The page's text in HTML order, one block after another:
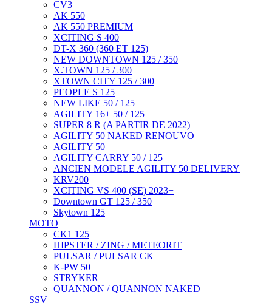
CV3
AK 550
AK 550 PREMIUM
XCITING S 400
DT-X 360 (360 ET 125)
NEW DOWNTOWN 125 / 350
X.TOWN 125 / 300
XTOWN CITY 125 / 300
PEOPLE S 125
NEW LIKE 50 / 125
AGILITY 16+ 50 / 125
SUPER 8 R (A PARTIR DE 2022)
AGILITY 50 NAKED RENOUVO
AGILITY 50
AGILITY CARRY 50 / 125
ANCIEN MODELE AGILITY 50 DELIVERY
KRV200
XCITING VS 400 (SE) 2023+
Downtown GT 125 / 350
Skytown 125
MOTO
CK1 125
HIPSTER / ZING / METEORIT
PULSAR / PULSAR CK
K-PW 50
STRYKER
QUANNON / QUANNON NAKED
SSV